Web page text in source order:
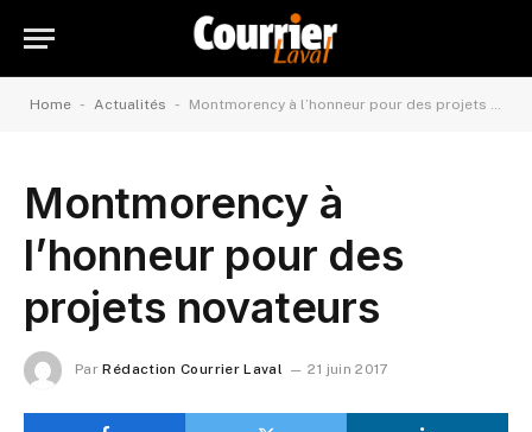
Home - Actualités - Montmorency à l’honneur pour des projets novateurs
Montmorency à
l’honneur pour des
projets novateurs
Par Rédaction Courrier Laval 21 juin 2017